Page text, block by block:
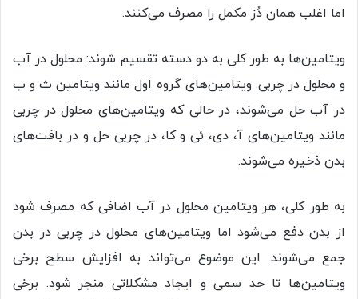
اما اغلب همان دُز مکمل را مصرف می‌کنند.
ویتامین‌ها به طور کلی به دو دسته تقسیم شوند: محلول در آب
و محلول در چربی. ویتامین‌های گروه اول مانند ویتامین‌ ث و ب
در آب حل می‌شوند، در حالی که ویتامین‌های محلول در چربی
مانند ویتامین‌های آ، دی، ئی و کا، در چربی حل و در بافت‌های
بدن ذخیره می‌شوند.
به طور کلی، هر ویتامین محلول در آب اضافی که مصرف شود
از بدن دفع می‌شود اما ویتامین‌های محلول در چربی در بدن
جمع می‌شوند. این موضوع می‌تواند به افزایش سطح برخی
ویتامین‌ها تا حد سمی و ایجاد مشکلاتی منجر شود. برخی